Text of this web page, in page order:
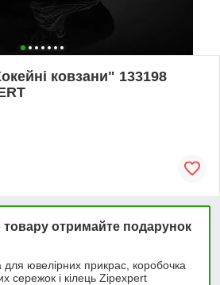
ковзани" 133198
товару отримайте подарунок
для ювелірних прикрас, коробочка
сережок і кілець Zipexpert